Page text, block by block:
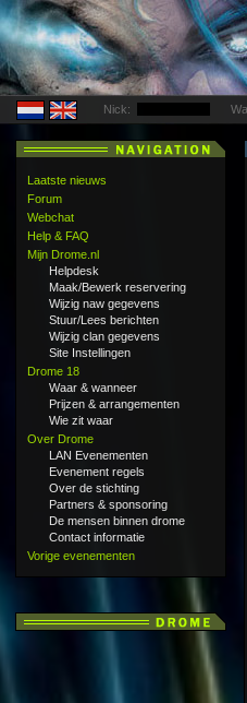
Nick:
Laatste nieuws
Forum
Webchat
Help & FAQ
Mijn Drome.nl
Helpdesk
Maak/Bewerk reservering
Wijzig naw gegevens
Stuur/Lees berichten
Wijzig clan gegevens
Site Instellingen
Drome 18
Waar & wanneer
Prijzen & arrangementen
Wie zit waar
Over Drome
LAN Evenementen
Evenement regels
Over de stichting
Partners & sponsoring
De mensen binnen drome
Contact informatie
Vorige evenementen